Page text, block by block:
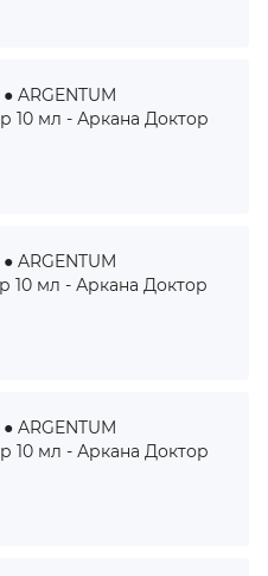
10 мл - Аркана Доктор
10 мл - Аркана Доктор
10 мл - Аркана Доктор